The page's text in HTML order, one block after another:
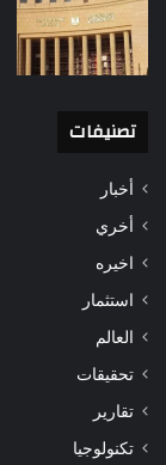
تصنيفات
أخبار
أخري
اخيره
استثمار
العالم
تحقيقات
تقارير
تكنولوجيا